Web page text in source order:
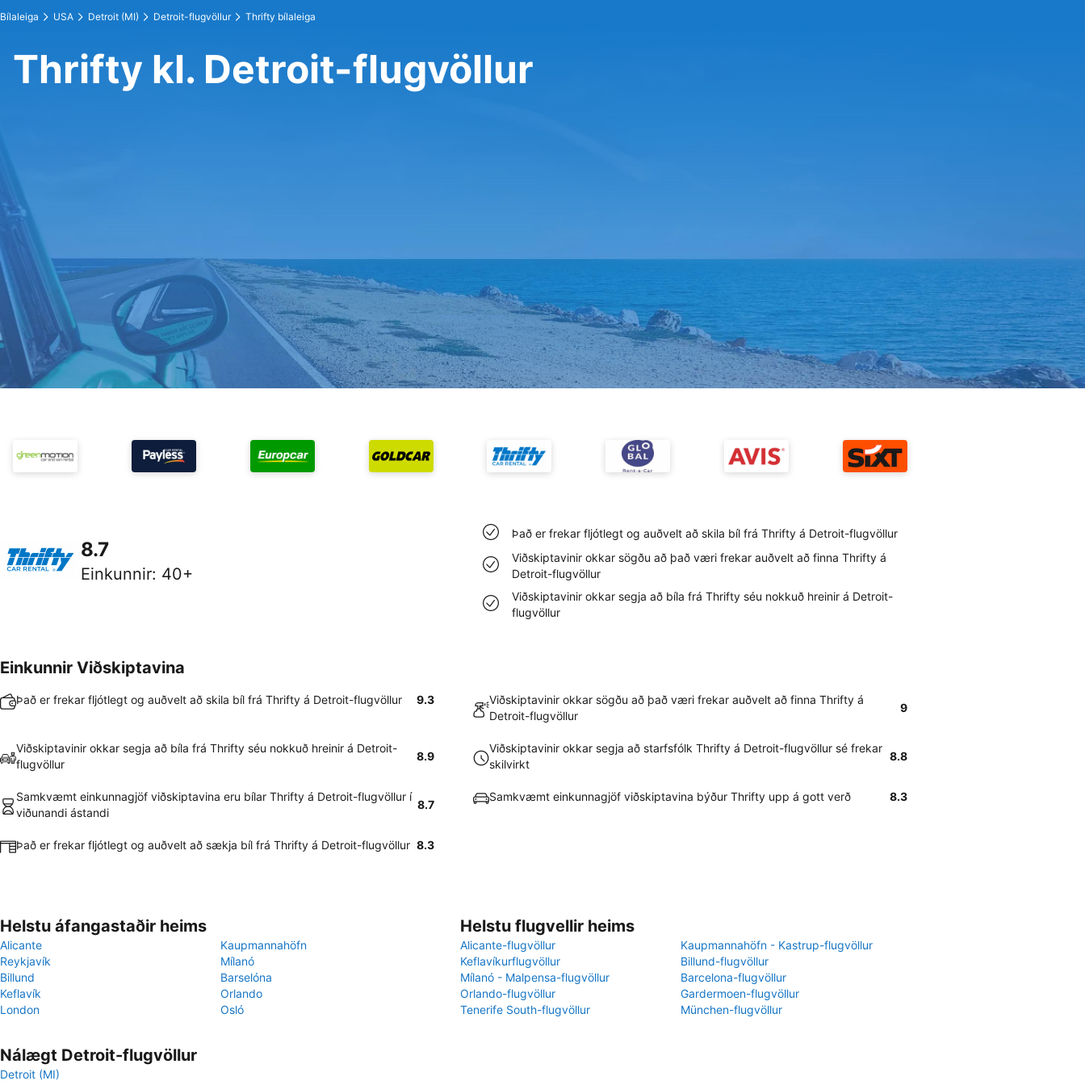
Bílaleiga USA Detroit (MI) Detroit-flugvöllur Thrifty bílaleiga
Thrifty kl. Detroit-flugvöllur
8.7
Einkunnir: 40+
Það er frekar fljótlegt og auðvelt að skila bíl frá Thrifty á Detroit-flugvöllur
Viðskiptavinir okkar sögðu að það væri frekar auðvelt að finna Thrifty á
Detroit-flugvöllur
Viðskiptavinir okkar segja að bíla frá Thrifty séu nokkuð hreinir á Detroit-
flugvöllur
Einkunnir Viðskiptavina
Það er frekar fljótlegt og auðvelt að skila bíl frá Thrifty á Detroit-flugvöllur 9.3
Viðskiptavinir okkar sögðu að það væri frekar auðvelt að finna Thrifty á
Detroit-flugvöllur
9
Viðskiptavinir okkar segja að bíla frá Thrifty séu nokkuð hreinir á Detroit-
flugvöllur
8.9
Viðskiptavinir okkar segja að starfsfólk Thrifty á Detroit-flugvöllur sé frekar
skilvirkt
8.8
Samkvæmt einkunnagjöf viðskiptavina eru bílar Thrifty á Detroit-flugvöllur í
viðunandi ástandi
8.7
Samkvæmt einkunnagjöf viðskiptavina býður Thrifty upp á gott verð 8.3
Það er frekar fljótlegt og auðvelt að sækja bíl frá Thrifty á Detroit-flugvöllur 8.3
Helstu áfangastaðir heims
Alicante
Kaupmannahöfn
Reykjavík
Mílanó
Billund
Barselóna
Keflavík
Orlando
London
Osló
Helstu flugvellir heims
Alicante-flugvöllur
Kaupmannahöfn - Kastrup-flugvöllur
Keflavíkurflugvöllur
Billund-flugvöllur
Mílanó - Malpensa-flugvöllur
Barcelona-flugvöllur
Orlando-flugvöllur
Gardermoen-flugvöllur
Tenerife South-flugvöllur
München-flugvöllur
Nálægt Detroit-flugvöllur
Detroit (MI)